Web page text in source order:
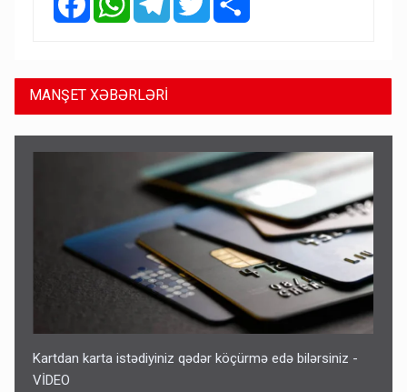
MANŞET XƏBƏRLƏRİ
Kartdan karta istədiyiniz qədər köçürmə edə bilərsiniz -
VİDEO